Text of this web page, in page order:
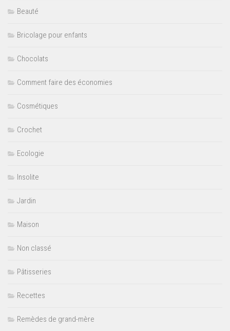
Beauté
Bricolage pour enfants
Chocolats
Comment faire des économies
Cosmétiques
Crochet
Ecologie
Insolite
Jardin
Maison
Non classé
Pâtisseries
Recettes
Remèdes de grand-mère